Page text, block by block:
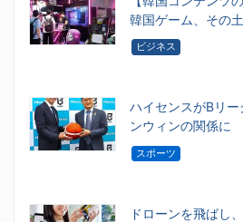
韓国ゲーム、その
ビジネス
ハイセンスがBリ
ンウィンの関係
スポーツ
ドローンを飛ばし